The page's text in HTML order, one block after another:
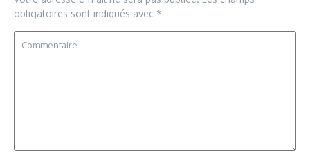
obligatoires sont indiqués avec *